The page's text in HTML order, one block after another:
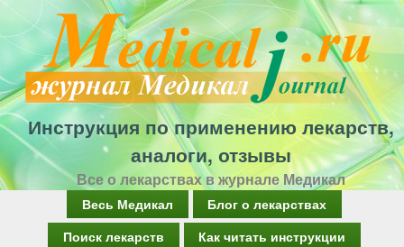
Перейти
к
основному
содержанию
Инструкция по применению лекарств,
аналоги, отзывы
Все о лекарствах в журнале Медикал
Весь Медикал
Блог о лекарствах
Поиск лекарств
Как читать инструкции